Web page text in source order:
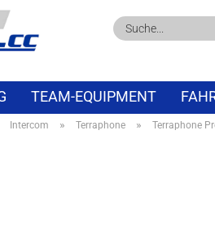
TEAM-EQUIPMENT
BMW SPECIALS ABVERKAUF
Intercom » Terraphone » Terraphone